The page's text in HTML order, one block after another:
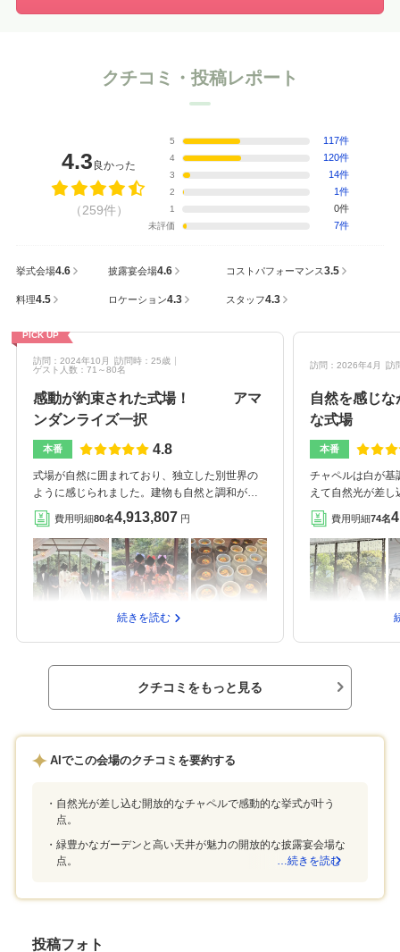
クチコミ・投稿レポート
4.3 良かった
（259件）
5 117件
4 120件
3 14件
2 1件
1 0件
未評価 7件
挙式会場4.6 披露宴会場4.6 コストパフォーマンス3.5
料理4.5 ロケーション4.3 スタッフ4.3
PICK UP
訪問：2024年10月
訪問時：25歳
ゲスト人数：71～80名
感動が約束された式場！ アマ
ンダンライズ一択
本番 4.8
式場が自然に囲まれており、独立した別世界の
ように感じられました。建物も自然と調和がと
れており新郎新婦の引き立て役になってくれて
いると感じました。120名入れる中に80名程度
招待させていただきましたがすかすかな感じは
なく程よく人が治っているように感じました。
別の方の60名程度の式でも同じように感じたの
で、何人でも部屋に対してピッタリなように感
じるかと思います。雰囲気や特徴はナチュラル
ので感謝しています。ハロウィンをテーマにす
るために装飾だけでなくウェディングケーキ、
デザートビュッフェも変更対応をしてくださり
ました。多少お金はかかりますが自分のイメー
ジに最大限協力してもらえると思います。様々
グリル絶対やった方がいいです！全部美味しい
松駅からのタクシーチケット帰り 浜松駅まで
のシャトルバス有り近くに別の式場があり間違
す。プランナーさんはもちろん別のスタッフの
方も自分たちの式の内容を初期から把握してく
くださいました。とても丁寧で本当に支えにな
ぎる。大変な時期にもずっとモチベーションを
費用明細80名4,913,807 円
続きを読む
訪問：2026年4月 訪
自然を感じ
な式場
本番
チャペルは白が基
えて自然光が差
会場はガラス張り
が広がり、また光
た衣装や演出で値
は試食会が事前に
することができた
の希望を柔軟に聞
となった。駅か
提案してくれて非
の方々もバイトの
てくれて印象が
とが大事だと思っ
費用明細74名
クチコミをもっと見る
AIでこの会場のクチコミを要約する
自然光が差し込む開放的なチャペルで感動的な挙式が叶う
点。
緑豊かなガーデンと高い天井が魅力の開放的な披露宴会場な
点。
…続きを読む
投稿フォト